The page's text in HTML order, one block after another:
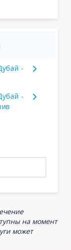
-
-
на момент
может